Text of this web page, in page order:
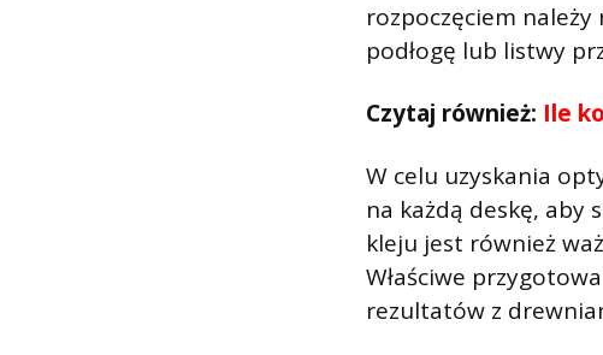
rozpoczęciem
podłogę lub listwy
Czytaj również: Ile
W celu uzyskania
na każdą deskę, aby
kleju jest również
Właściwe
rezultatów z